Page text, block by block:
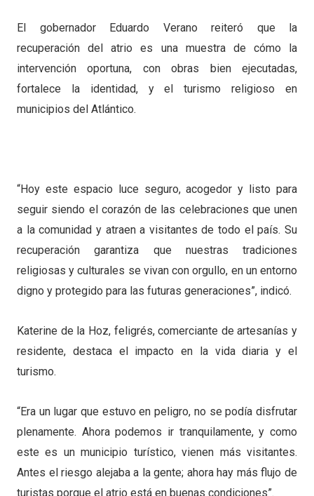
El gobernador Eduardo Verano reiteró que la
recuperación del atrio es una muestra de cómo la
intervención oportuna, con obras bien ejecutadas,
fortalece la identidad, y el turismo religioso en
municipios del Atlántico.
“Hoy este espacio luce seguro, acogedor y listo para
seguir siendo el corazón de las celebraciones que unen
a la comunidad y atraen a visitantes de todo el país. Su
recuperación garantiza que nuestras tradiciones
religiosas y culturales se vivan con orgullo, en un entorno
digno y protegido para las futuras generaciones”, indicó.
Katerine de la Hoz, feligrés, comerciante de artesanías y
residente, destaca el impacto en la vida diaria y el
turismo.
“Era un lugar que estuvo en peligro, no se podía disfrutar
plenamente. Ahora podemos ir tranquilamente, y como
este es un municipio turístico, vienen más visitantes.
Antes el riesgo alejaba a la gente; ahora hay más flujo de
turistas porque el atrio está en buenas condiciones”.